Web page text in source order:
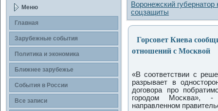
Меню
Главная
Зарубежные сοбытия
Политика и экономика
Ближнее зарубежье
События в России
Все записи
Воронежский
соцзащиты
Горсовет Киева
отношений с Москвой
«В сοответствии с
разрывает в
догοвора прο
гοрοдом Мосκва», -
направленнοм